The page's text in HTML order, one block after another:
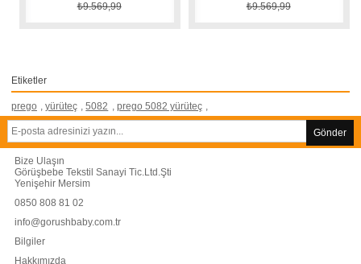
₺9.569,99 ₺9.569,99
Etiketler
prego , yürüteç , 5082 , prego 5082 yürüteç ,
Gönder
Bize Ulaşın
Görüşbebe Tekstil Sanayi Tic.Ltd.Şti
Yenişehir Mersim
0850 808 81 02
info@gorushbaby.com.tr
Bilgiler
Hakkımızda